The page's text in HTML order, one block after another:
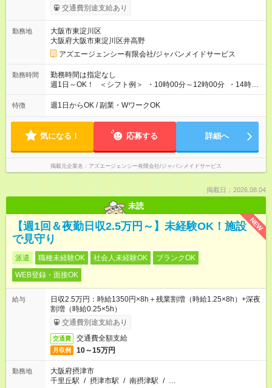
交通費別途支給あり
勤務地
大阪市東淀川区
大阪府大阪市東淀川区井高野
アズエージェンシー有限会社/ジャパンメイドサービス
勤務時間
勤務時間は指定なし
週1日～OK！ ＜シフト例＞ ・10時00分～12時00分 ・14時00
分～16時00分 ※勤務帯は複数あります！ ＼働き方のご希望を
聞かせてください！／ 気になることはなんでも相談してくださ
特徴 週1日からOK / 副業・WワークOK
気になる！ 応募する 詳細へ
掲載元企業名 アズエージェンシー有限会社/ジャパンメイドサービス
掲載日：2026.08.04
未読
NEW
【週1回＆夜勤日収2.5万円～】未経験OK！施設
で見守り
派遣 職種未経験OK 社会人未経験OK
ブランクOK
WEB登録・面接OK
給与
日収2.5万円：時給1350円×8h＋残業割増（時給1.25×8h）+深夜
割増（時給0.25×5h）
交通費別途支給あり
交通費 交通費全額支給
月収例 10～15万円
勤務地
大阪府摂津市
千里丘駅 / 摂津市駅 / 南摂津駅 / …